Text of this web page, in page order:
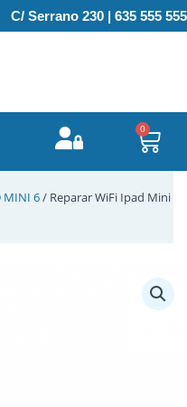
C/ Serrano 230 | 635 555 555
0
MINI 6/ Reparar WiFi Ipad Mini